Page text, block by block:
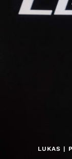
LUKAS |